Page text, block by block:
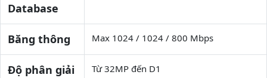
Database
Băng thông Max 1024 / 1024 / 800 Mbps
Độ phân giải
Từ 32MP đến D1